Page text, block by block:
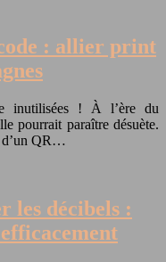
: allier print
inutilisées ! À l’ère du
pourrait paraître désuète.
d’un QR…
les décibels :